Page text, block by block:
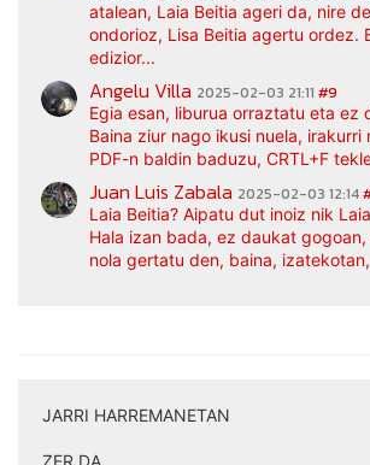
atalean, Laia Beitia ageri da, nire
ondorioz, Lisa Beitia agertu ordez.
edizior...
Angelu Villa 2025-02-03 21:11 #9
Egia esan, liburua orraztatu eta ez
Baina ziur nago ikusi nuela, irakurri
PDF-n baldin baduzu, CRTL+F
Juan Luis Zabala 2025-02-03 12:14
Laia Beitia? Aipatu dut inoiz nik
Hala izan bada, ez daukat
nola gertatu den, baina,
JARRI HARREMANETAN
ZER DA